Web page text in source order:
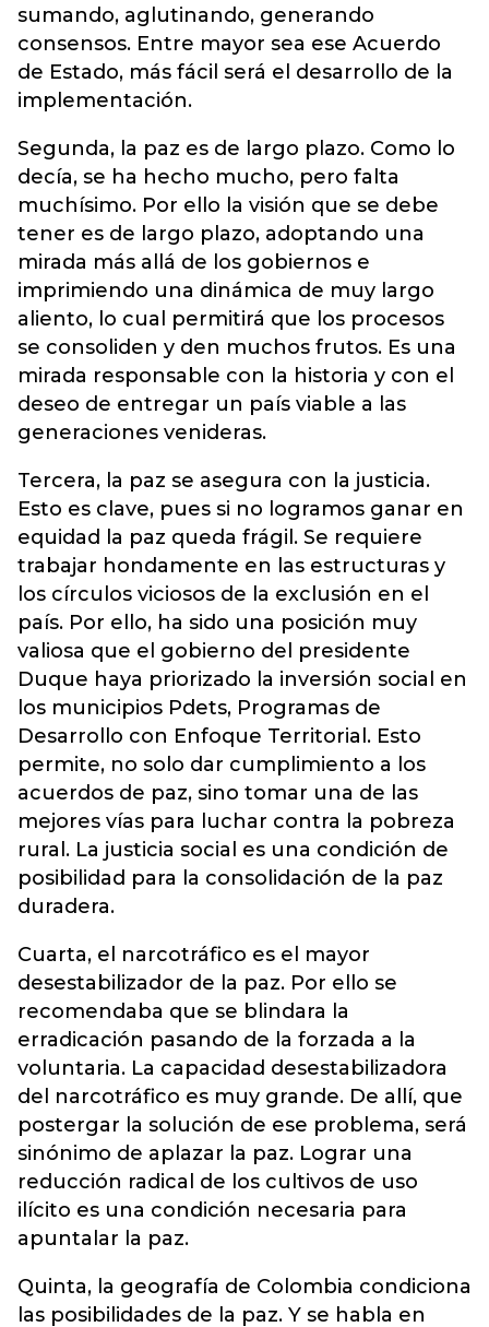
sumando, aglutinando, generando
consensos. Entre mayor sea ese Acuerdo
de Estado, más fácil será el desarrollo de la
implementación.
Segunda, la paz es de largo plazo. Como lo
decía, se ha hecho mucho, pero falta
muchísimo. Por ello la visión que se debe
tener es de largo plazo, adoptando una
mirada más allá de los gobiernos e
imprimiendo una dinámica de muy largo
aliento, lo cual permitirá que los procesos
se consoliden y den muchos frutos. Es una
mirada responsable con la historia y con el
deseo de entregar un país viable a las
generaciones venideras.
Tercera, la paz se asegura con la justicia.
Esto es clave, pues si no logramos ganar en
equidad la paz queda frágil. Se requiere
trabajar hondamente en las estructuras y
los círculos viciosos de la exclusión en el
país. Por ello, ha sido una posición muy
valiosa que el gobierno del presidente
Duque haya priorizado la inversión social en
los municipios Pdets, Programas de
Desarrollo con Enfoque Territorial. Esto
permite, no solo dar cumplimiento a los
acuerdos de paz, sino tomar una de las
mejores vías para luchar contra la pobreza
rural. La justicia social es una condición de
posibilidad para la consolidación de la paz
duradera.
Cuarta, el narcotráfico es el mayor
desestabilizador de la paz. Por ello se
recomendaba que se blindara la
erradicación pasando de la forzada a la
voluntaria. La capacidad desestabilizadora
del narcotráfico es muy grande. De allí, que
postergar la solución de ese problema, será
sinónimo de aplazar la paz. Lograr una
reducción radical de los cultivos de uso
ilícito es una condición necesaria para
apuntalar la paz.
Quinta, la geografía de Colombia condiciona
las posibilidades de la paz. Y se habla en